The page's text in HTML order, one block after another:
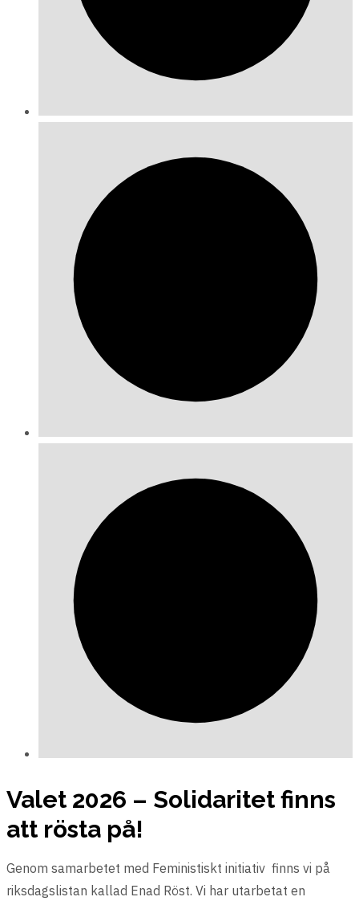
Valet 2026 – Solidaritet finns
att rösta på!
Genom samarbetet med Feministiskt initiativ finns vi på
riksdagslistan kallad Enad Röst. Vi har utarbetat en